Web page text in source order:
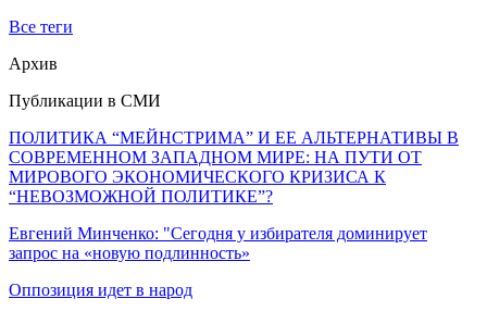
Все теги
Архив
Публикации в СМИ
ПОЛИТИКА “МЕЙНСТРИМА” И ЕЕ АЛЬТЕРНАТИВЫ В
СОВРЕМЕННОМ ЗАПАДНОМ МИРЕ: НА ПУТИ ОТ
МИРОВОГО ЭКОНОМИЧЕСКОГО КРИЗИСА К
“НЕВОЗМОЖНОЙ ПОЛИТИКЕ”?
Евгений Минченко: "Сегодня у избирателя доминирует
запрос на «новую подлинность»
Оппозиция идет в народ